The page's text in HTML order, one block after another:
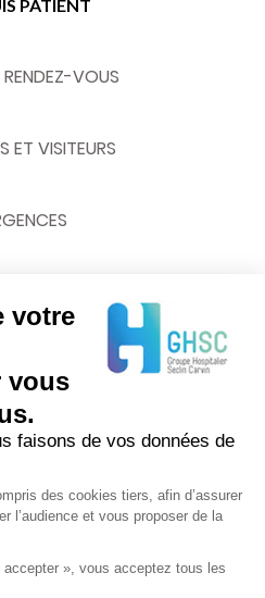
PATIENT
RENDEZ-VOUS
ET VISITEURS
62 70 00
votre
vous
faisons de vos données de
des cookies tiers, afin d’assurer
l’audience et vous proposer de la
», vous acceptez tous les